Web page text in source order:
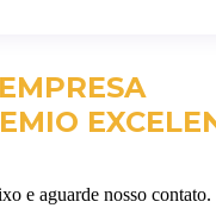
e aguarde nosso contato.